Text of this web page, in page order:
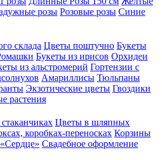
розы Розовые розы Синие
склада Цветы поштучно Букеты
Букеты из ирисов Орхидеи
из альстромерий Гортензии с
Амариллисы Тюльпаны
Экзотические цветы Гвоздики
растения
Цветы в шляпных
коробках-переносках Корзины
Свадебное оформление